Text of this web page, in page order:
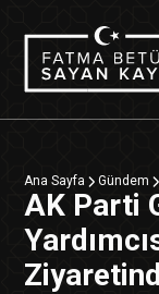
Ana Sayfa Gündem
AK Parti